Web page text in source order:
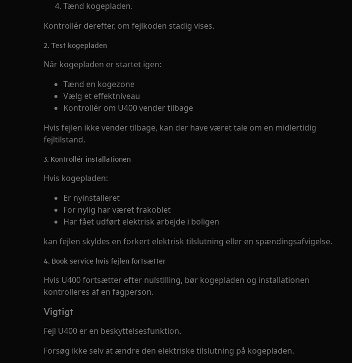
Tænd kogepladen.
Kontrollér derefter, om fejlkoden stadig vises.
2. Test kogepladen
Når kogepladen er startet igen:
Tænd en kogezone
Vælg et effektniveau
Kontrollér om U400 vender tilbage
Hvis fejlen ikke vender tilbage, kan der have været tale om en midlertidig
fejltilstand.
3. Kontrollér installationen
Hvis kogepladen:
Er nyinstalleret
For nylig har været frakoblet
Har fået udført elektrisk arbejde i boligen
kan fejlen skyldes en forkert elektrisk tilslutning eller en spændingsafvigelse.
4. Book service hvis fejlen fortsætter
Hvis U400 fortsætter efter nulstilling, bør kogepladen og installationen
kontrolleres af en fagperson.
Vigtigt
Fejl U400 er en beskyttelsesfunktion.
Forsøg ikke selv at ændre den elektriske tilslutning på kogepladen.